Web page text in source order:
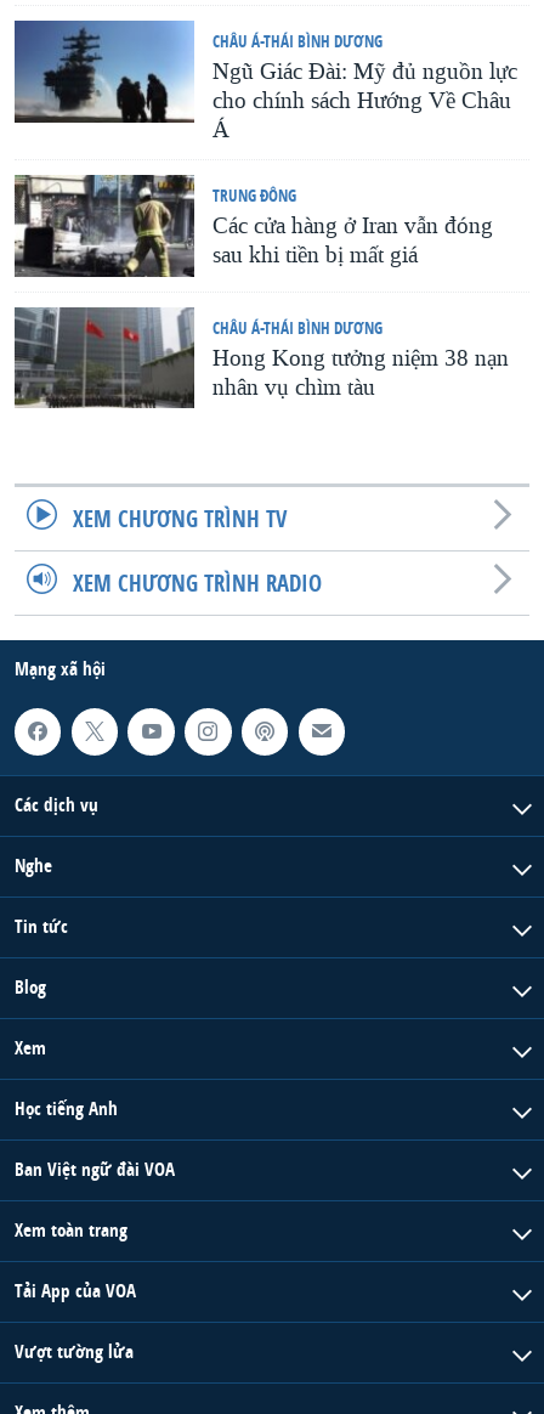
CHÂU Á-THÁI BÌNH DƯƠNG
Ngũ Giác Ðài: Mỹ đủ nguồn lực
cho chính sách Hướng Về Châu
Á
TRUNG ÐÔNG
Các cửa hàng ở Iran vẫn đóng
sau khi tiền bị mất giá
CHÂU Á-THÁI BÌNH DƯƠNG
Hong Kong tưởng niệm 38 nạn
nhân vụ chìm tàu
XEM CHƯƠNG TRÌNH TV
XEM CHƯƠNG TRÌNH RADIO
Mạng xã hội
Các dịch vụ
Nghe
Tin tức
Blog
Xem
Học tiếng Anh
Ban Việt ngữ đài VOA
Xem toàn trang
Tải App của VOA
Vượt tường lửa